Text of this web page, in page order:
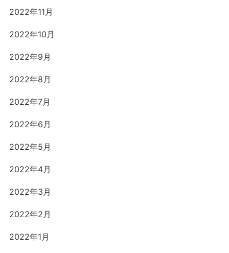
2022年11月
2022年10月
2022年9月
2022年8月
2022年7月
2022年6月
2022年5月
2022年4月
2022年3月
2022年2月
2022年1月